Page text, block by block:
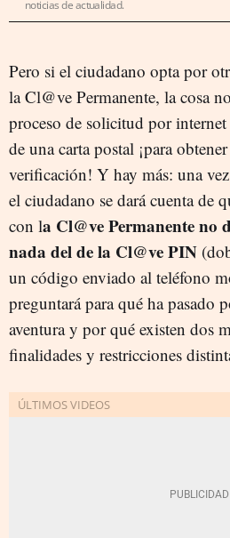
noticias de actualidad.
Pero si el ciudadano opta por
la Cl@ve Permanente, la cosa
proceso de solicitud por
de una carta postal ¡para
verificación! Y hay más: una
el ciudadano se dará cuenta de
con la Cl@ve Permanente no
nada del de la Cl@ve PIN
un código enviado al teléfono
preguntará para qué ha pasado
aventura y por qué existen dos
finalidades y restricciones